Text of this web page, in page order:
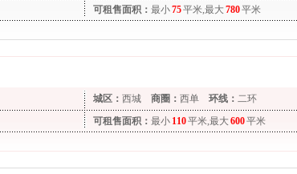
可租售面积： 最小75平米,最大780平米
城区： 西城 商圈： 西单 环线： 二环
可租售面积： 最小 110平米,最大600平米